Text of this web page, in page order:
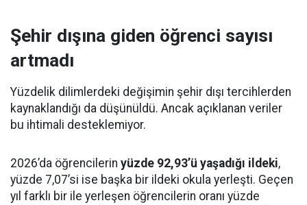
Şehir dışına giden öğrenci sayısı
artmadı
Yüzdelik dilimlerdeki değişimin şehir dışı tercihlerden
kaynaklandığı da düşünüldü. Ancak açıklanan veriler
bu ihtimali desteklemiyor.
2026’da öğrencilerin yüzde 92,93’ü yaşadığı ildeki,
yüzde 7,07’si ise başka bir ildeki okula yerleşti. Geçen
yıl farklı bir ile yerleşen öğrencilerin oranı yüzde